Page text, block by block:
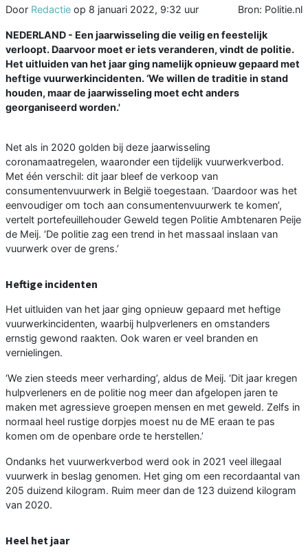
Door Redactie op 8 januari 2022, 9:32 uur Bron: Politie.nl
NEDERLAND - Een jaarwisseling die veilig en feestelijk
verloopt. Daarvoor moet er iets veranderen, vindt de politie.
Het uitluiden van het jaar ging namelijk opnieuw gepaard met
heftige vuurwerkincidenten. ‘We willen de traditie in stand
houden, maar de jaarwisseling moet echt anders
georganiseerd worden.'
Net als in 2020 golden bij deze jaarwisseling
coronamaatregelen, waaronder een tijdelijk vuurwerkverbod.
Met één verschil: dit jaar bleef de verkoop van
consumentenvuurwerk in België toegestaan. ‘Daardoor was het
eenvoudiger om toch aan consumentenvuurwerk te komen’,
vertelt portefeuillehouder Geweld tegen Politie Ambtenaren Peije
de Meij. ‘De politie zag een trend in het massaal inslaan van
vuurwerk over de grens.’
Heftige incidenten
Het uitluiden van het jaar ging opnieuw gepaard met heftige
vuurwerkincidenten, waarbij hulpverleners en omstanders
ernstig gewond raakten. Ook waren er veel branden en
vernielingen.
‘We zien steeds meer verharding’, aldus de Meij. ‘Dit jaar kregen
hulpverleners en de politie nog meer dan afgelopen jaren te
maken met agressieve groepen mensen en met geweld. Zelfs in
normaal heel rustige dorpjes moest nu de ME eraan te pas
komen om de openbare orde te herstellen.’
Ondanks het vuurwerkverbod werd ook in 2021 veel illegaal
vuurwerk in beslag genomen. Het ging om een recordaantal van
205 duizend kilogram. Ruim meer dan de 123 duizend kilogram
van 2020.
Heel het jaar